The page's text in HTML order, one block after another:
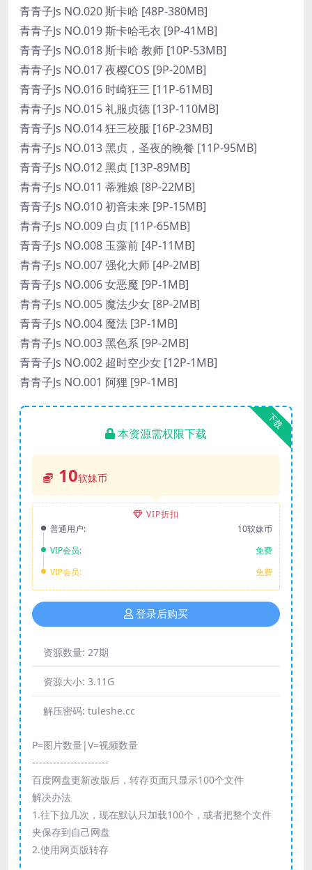
青青子Js NO.020 斯卡哈 [48P-380MB]
青青子Js NO.019 斯卡哈毛衣 [9P-41MB]
青青子Js NO.018 斯卡哈 教师 [10P-53MB]
青青子Js NO.017 夜樱COS [9P-20MB]
青青子Js NO.016 时崎狂三 [11P-61MB]
青青子Js NO.015 礼服贞德 [13P-110MB]
青青子Js NO.014 狂三校服 [16P-23MB]
青青子Js NO.013 黑贞，圣夜的晚餐 [11P-95MB]
青青子Js NO.012 黑贞 [13P-89MB]
青青子Js NO.011 蒂雅娘 [8P-22MB]
青青子Js NO.010 初音未来 [9P-15MB]
青青子Js NO.009 白贞 [11P-65MB]
青青子Js NO.008 玉藻前 [4P-11MB]
青青子Js NO.007 强化大师 [4P-2MB]
青青子Js NO.006 女恶魔 [9P-1MB]
青青子Js NO.005 魔法少女 [8P-2MB]
青青子Js NO.004 魔法 [3P-1MB]
青青子Js NO.003 黑色系 [9P-2MB]
青青子Js NO.002 超时空少女 [12P-1MB]
青青子Js NO.001 阿狸 [9P-1MB]
下载
本资源需权限下载
10软妹币
VIP折扣
普通用户:
10软妹币
VIP会员:
免费
VIP会员:
免费
登录后购买
资源数量: 27期
资源大小: 3.11G
解压密码: tuleshe.cc
P=图片数量|V=视频数量
----------------------
百度网盘更新改版后，转存页面只显示100个文件
解决办法
1.往下拉几次，现在默认只加载100个，或者把整个文件
夹保存到自己网盘
2.使用网页版转存